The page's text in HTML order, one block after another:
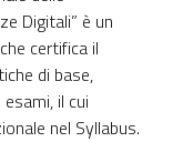
Digitali” è un
certifica il
di base,
il cui
nel Syllabus.